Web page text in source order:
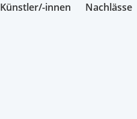
Künstler/-innen Nachlässe